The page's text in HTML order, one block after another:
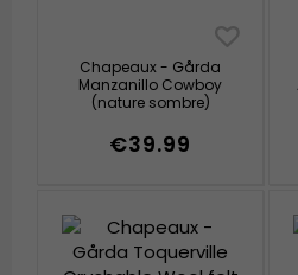
Chapeaux - Gårda
Manzanillo Cowboy
(nature sombre)
€39.99